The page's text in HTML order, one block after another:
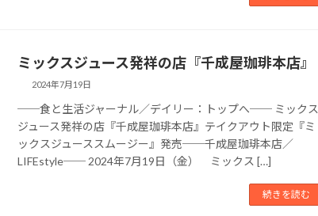
ミックスジュース発祥の店『千成屋珈琲本店』
2024年7月19日
──食と生活ジャーナル／デイリー：トップへ── ミックス
ジュース発祥の店『千成屋珈琲本店』テイクアウト限定『ミ
ックスジューススムージー』発売──千成屋珈琲本店／
LIFEstyle── 2024年7月19日（金） ミックス […]
続きを読む